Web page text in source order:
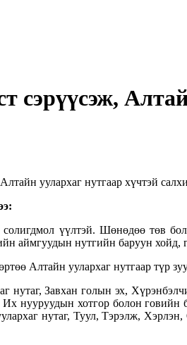
уулархаг нутгаар хүчтэй
солигдмол үүлтэй. Шөнөдөө төв
аймгуудын нутгийн баруун
Алтайн уулархаг нутгаар түр
Завхан голын эх,
нууруудын хотгор болон
нутаг, Туул, Тэрэлж,